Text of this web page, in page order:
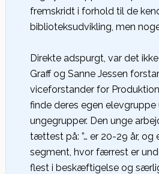
fremskridt i forhold til de
biblioteksudvikling, men
Direkte adspurgt, var det
Graff og Sanne Jessen
viceforstander for
finde deres egen elevgruppe
ungegrupper. Den unge
tættest på: ”… er 20-29 år, og
segment, hvor færrest er
flest i beskæftigelse og